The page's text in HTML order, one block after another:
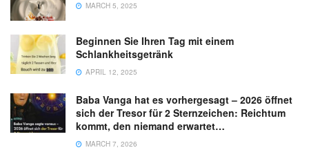
MARCH 5, 2025
Beginnen Sie Ihren Tag mit einem
Schlankheitsgetränk
APRIL 12, 2025
Baba Vanga hat es vorhergesagt – 2026 öffnet
sich der Tresor für 2 Sternzeichen: Reichtum
kommt, den niemand erwartet…
MARCH 7, 2026